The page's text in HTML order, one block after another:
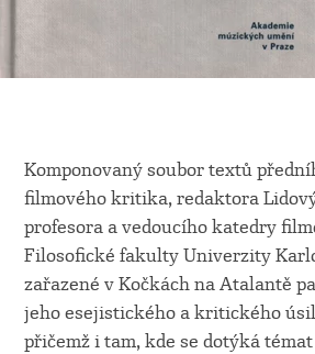
Komponovaný soubor textů
filmového kritika, redaktora
profesora a vedoucího katedry
Filosofické fakulty Univerzity
zařazené v Kočkách na Atalantě
jeho esejistického a kritického
přičemž i tam, kde se dotýká